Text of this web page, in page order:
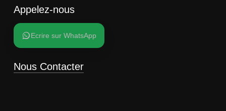
Appelez-nous
Ecrire sur WhatsApp
Nous Contacter